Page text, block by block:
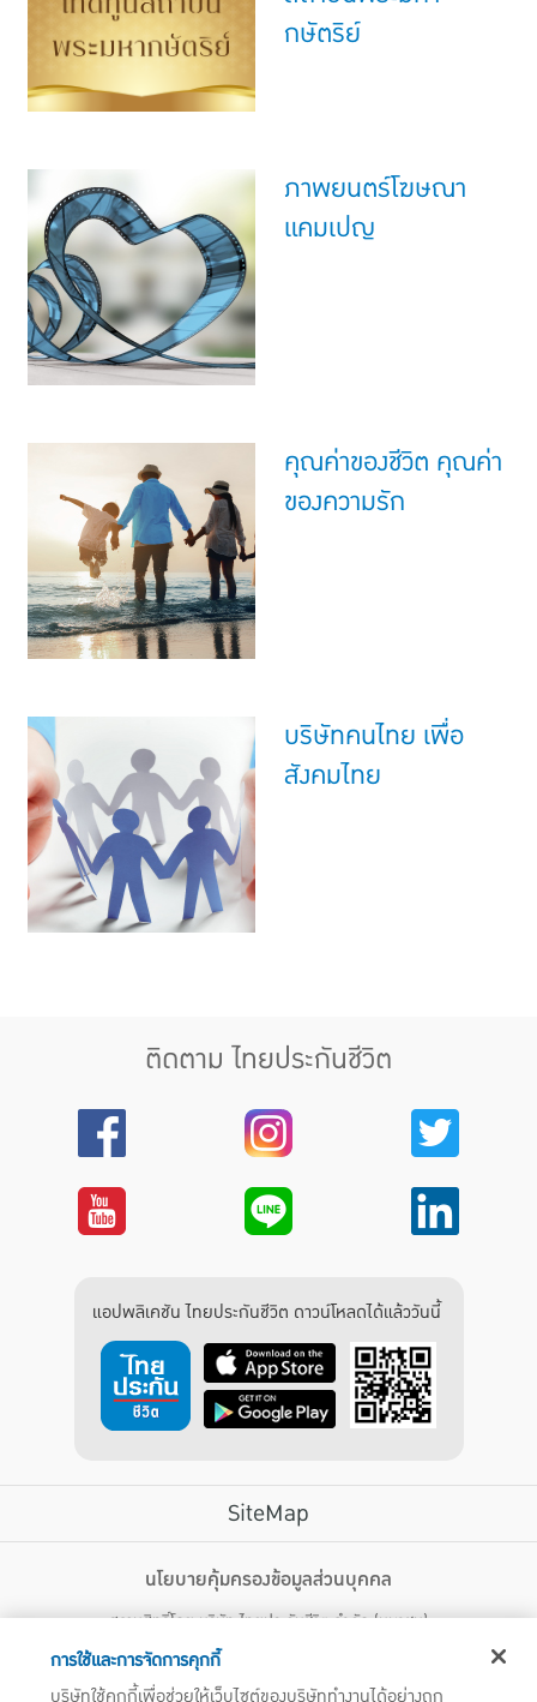
กษัตริย์
ภาพยนตร์โฆษณา
แคมเปญ
คุณค่าของชีวิต คุณค่า
ของความรัก
บริษัทคนไทย เพื่อ
สังคมไทย
ติดตาม ไทยประกันชีวิต
แอปพลิเคชัน ไทยประกันชีวิต ดาวน์โหลดได้แล้ววันนี้
SiteMap
ไทยประกันชีวิต HEALTH CARE SOLUTIONS
สิทธิพิเศษ
แอปพลิเคชัน ไทยประกันชีวิต
นโยบายคุ้มครองข้อมูลส่วนบุคคล
สงวนสิทธิ์โดย บริษัท ไทยประกันชีวิต จำกัด (มหาชน)
123 ถนน รัชดาภิเษก แขวงดินแดง เขตดินแดง กรุงเทพฯ 10400 โทรศัพท์ 02-
การใช้และการจัดการคุกกี้
บริษัทใช้คุกกี้เพื่อช่วยให้เว็บไซต์ของบริษัททำงานได้อย่างถูก